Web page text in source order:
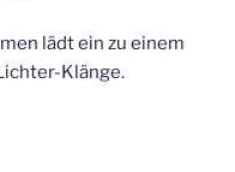
lädt ein zu einem
Klänge.